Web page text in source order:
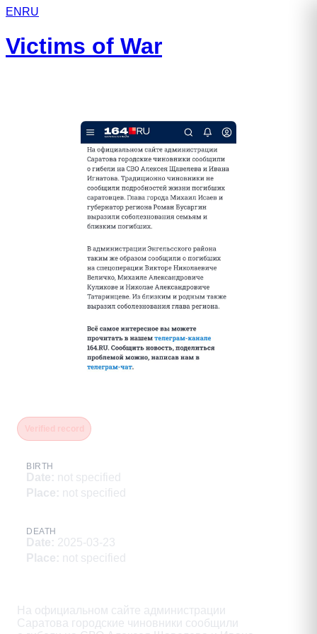
EN RU
Victims of War
BIRTH
Date: not specified
Place: not specified
DEATH
Date: 2025-03-23
Place: not specified
На официальном сайте администрации
Саратова городские чиновники сообщили